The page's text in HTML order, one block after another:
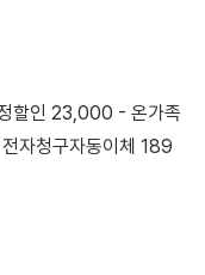
할인 23,000 - 온가족
자청구자동이체 189